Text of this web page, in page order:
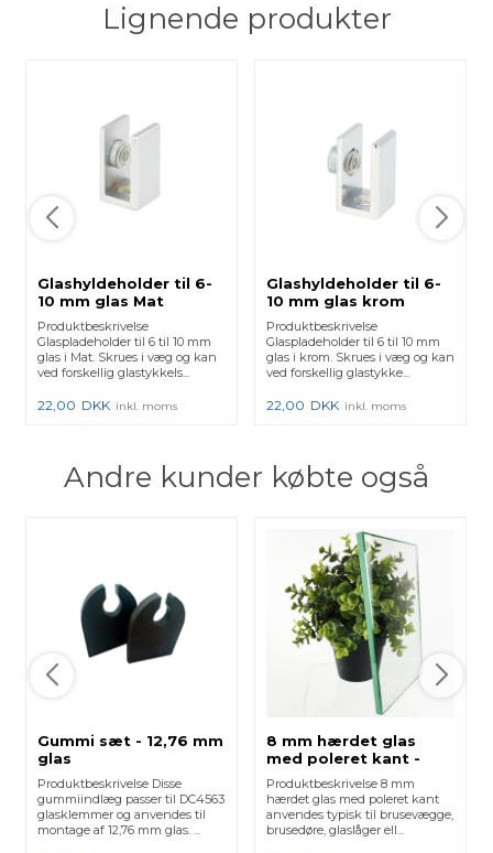
Lignende produkter
Glashyldeholder til 6-
10 mm glas Mat
Produktbeskrivelse
Glaspladeholder til 6 til 10 mm
glas i Mat. Skrues i væg og kan
ved forskellig glastykkels...
22,00 DKK inkl. moms
Glashyldeholder til 6-
10 mm glas krom
Produktbeskrivelse
Glaspladeholder til 6 til 10 mm
glas i krom. Skrues i væg og kan
ved forskellig glastykke...
22,00 DKK inkl. moms
Andre kunder købte også
Gummi sæt - 12,76 mm
glas
Produktbeskrivelse Disse
gummiindlæg passer til DC4563
glasklemmer og anvendes til
montage af 12,76 mm glas. ...
8 mm hærdet glas
med poleret kant -
Klar
Produktbeskrivelse 8 mm
hærdet glas med poleret kant
anvendes typisk til brusevægge,
brusedøre, glaslåger ell...